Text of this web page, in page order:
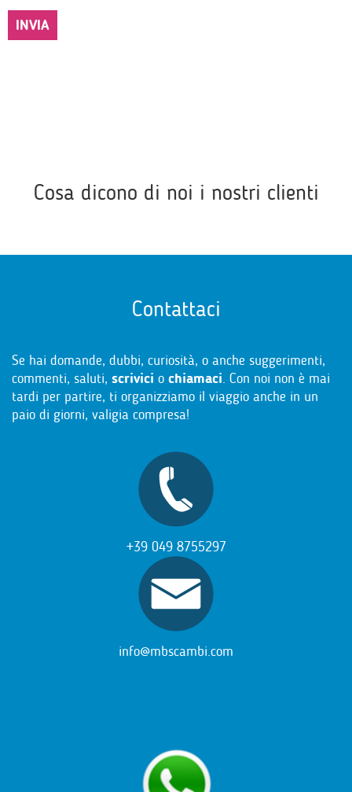
Cosa dicono di noi i nostri clienti
Contattaci
Se hai domande, dubbi, curiosità, o anche suggerimenti,
commenti, saluti, scrivici o chiamaci. Con noi non è mai
tardi per partire, ti organizziamo il viaggio anche in un
paio di giorni, valigia compresa!
+39 049 8755297
info@mbscambi.com